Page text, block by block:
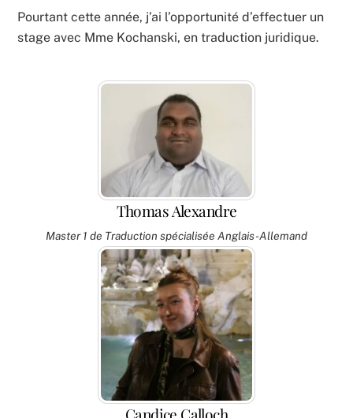
Pourtant cette année, j’ai l’opportunité d’effectuer un
stage avec Mme Kochanski, en traduction juridique.
Thomas Alexandre
Master 1 de Traduction spécialisée Anglais-Allemand